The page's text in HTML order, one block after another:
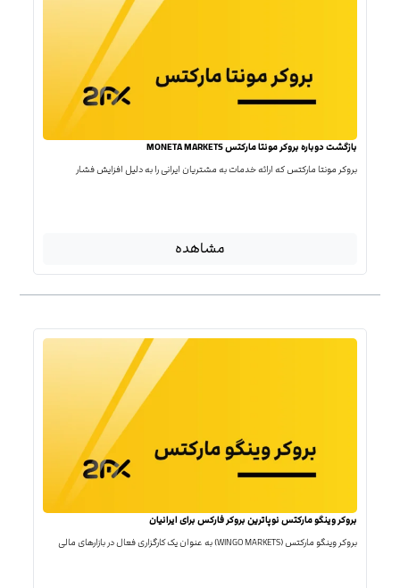
بازگشت دوباره بروکر مونتا مارکتس MONETA MARKETS
بروکر مونتا مارکتس که ارائه خدمات به مشتریان ایرانی را به دلیل افزایش فشار
مشاهده
بروکر وینگو مارکتس نوپاترین بروکر فارکس برای ایرانیان
بروکر وینگو مارکتس (WINGO MARKETS) به عنوان یک کارگزاری فعال در بازارهای مالی